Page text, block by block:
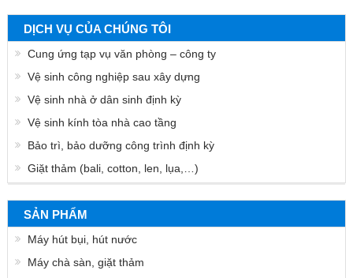
DỊCH VỤ CỦA CHÚNG TÔI
Cung ứng tạp vụ văn phòng – công ty
Vệ sinh công nghiệp sau xây dựng
Vệ sinh nhà ở dân sinh định kỳ
Vệ sinh kính tòa nhà cao tầng
Bảo trì, bảo dưỡng công trình định kỳ
Giặt thảm (bali, cotton, len, lụa,…)
SẢN PHẨM
Máy hút bụi, hút nước
Máy chà sàn, giặt thảm